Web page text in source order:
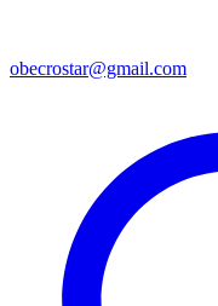
obecrostar@gmail.com